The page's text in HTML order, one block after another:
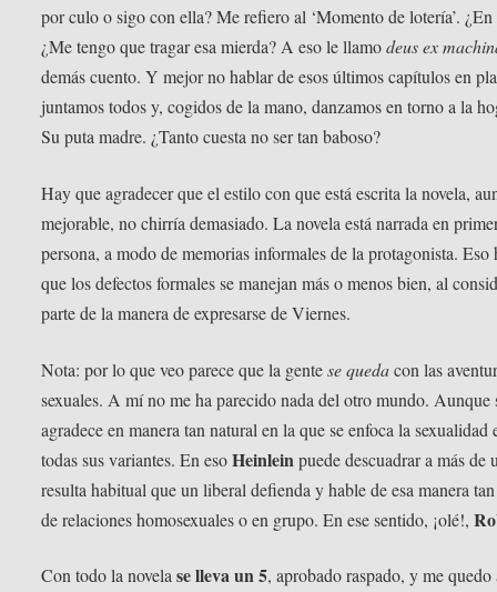
por culo o sigo con ella? Me refiero al ‘Momento de lotería’. ¿En
¿Me tengo que tragar esa mierda? A eso le llamodeus ex
demás cuento. Y mejor no hablar de esos últimos capítulos en
juntamos todos y, cogidos de la mano, danzamos en torno a la
Su puta madre. ¿Tanto cuesta no ser tan baboso?
Hay que agradecer que el estilo con que está escrita la novela,
mejorable, no chirría demasiado. La novela está narrada en
persona, a modo de memorias informales de la protagonista. Eso
que los defectos formales se manejan más o menos bien, al
parte de la manera de expresarse de Viernes.
Nota: por lo que veo parece que la gentese quedacon las
sexuales. A mí no me ha parecido nada del otro mundo. Aunque
agradece en manera tan natural en la que se enfoca la sexualidad
todas sus variantes. En esoHeinleinpuede descuadrar a más de
resulta habitual que un liberal defienda y hable de esa manera
de relaciones homosexuales o en grupo. En ese sentido, ¡olé!,
Con todo la novelase lleva un 5, aprobado raspado, y me quedo